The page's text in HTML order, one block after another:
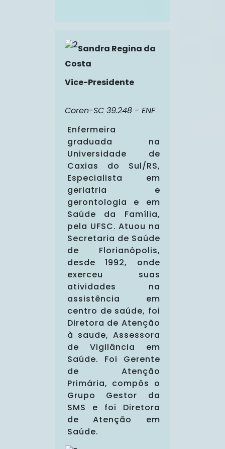
Sandra Regina da
Costa
Vice-Presidente
Coren-SC 39.248 - ENF
Enfermeira
graduada na
Universidade de
Caxias do Sul/RS,
Especialista em
geriatria e
gerontologia e em
Saúde da Família,
pela UFSC. Atuou na
Secretaria de Saúde
de Florianópolis,
desde 1992, onde
exerceu suas
atividades na
assistência em
centro de saúde, foi
Diretora de Atenção
à saude, Assessora
de Vigilância em
Saúde. Foi Gerente
de Atenção
Primária, compôs o
Grupo Gestor da
SMS e foi Diretora
de Atenção em
Saúde.